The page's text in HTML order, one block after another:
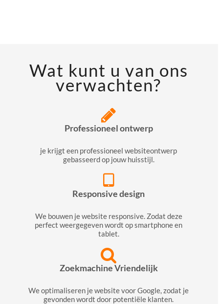
Wat kunt u van ons
verwachten?
Professioneel ontwerp
je krijgt een professioneel websiteontwerp
gebasseerd op jouw huisstijl.
Responsive design
We bouwen je website responsive. Zodat deze
perfect weergegeven wordt op smartphone en
tablet.
Zoekmachine Vriendelijk
We optimaliseren je website voor Google, zodat je
gevonden wordt door potentiële klanten.